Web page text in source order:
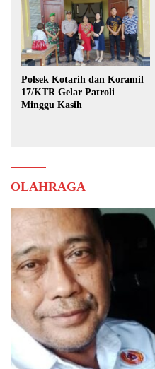
Polsek Kotarih dan Koramil
17/KTR Gelar Patroli
Minggu Kasih
OLAHRAGA